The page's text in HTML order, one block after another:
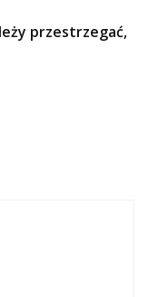
przestrzegać,